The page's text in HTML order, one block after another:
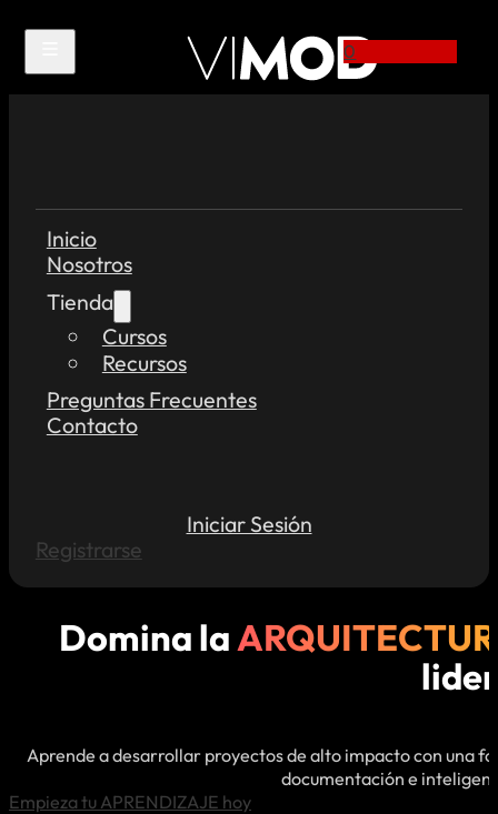
0
Inicio
Nosotros
Tienda
Cursos
Recursos
Preguntas Frecuentes
Contacto
Iniciar Sesión
Registrarse
Domina la
Aprende a desarrollar proyectos de alto impacto con una
documentación e
Empieza tu APRENDIZAJE hoy